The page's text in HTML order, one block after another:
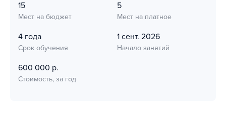
15
Мест на бюджет
5
Мест на платное
4 года
Срок обучения
1 сент. 2026
Начало занятий
600 000 р.
Стоимость, за год